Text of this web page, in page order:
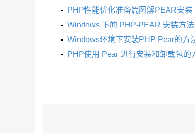
PHP性能优化准备篇图解PEAR安装
Windows 下的 PHP-PEAR 安装方法
Windows环境下安装PHP Pear的方
PHP使用 Pear 进行安装和卸载包的